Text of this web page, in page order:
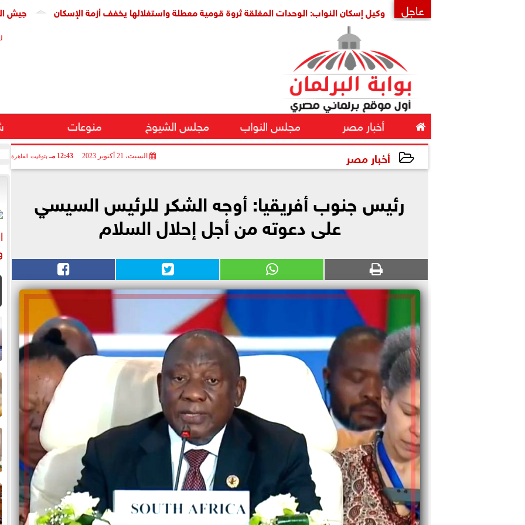
عاجل جيش الاحتلال: مقتل وكيل إسكان النواب: الوحدات المغلقة ثروة قومية معطلة واستغلالها يخفف أزمة الإسكان
 أخبار مصر مجلس النواب مجلس الشيوخ منوعات
أخبار مصر السبت، 21 أكتوبر 2023 12:43 مـ بتوقيت القاهرة
رئيس جنوب أفريقيا: أوجه الشكر للرئيس السيسي
على دعوته من أجل إحلال السلام